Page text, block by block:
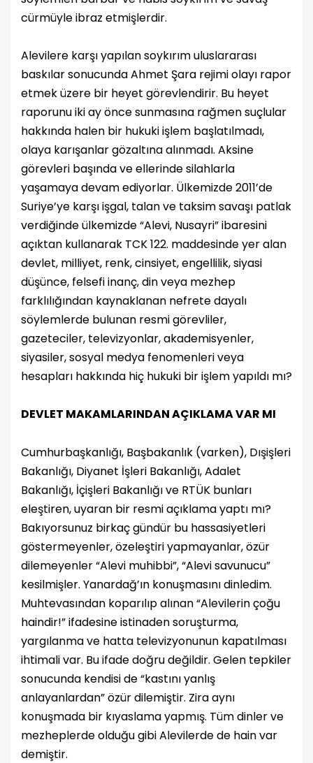
cürmüyle ibraz etmişlerdir.
Alevilere karşı yapılan soykırım uluslararası
baskılar sonucunda Ahmet Şara rejimi olayı rapor
etmek üzere bir heyet görevlendirir. Bu heyet
raporunu iki ay önce sunmasına rağmen suçlular
hakkında halen bir hukuki işlem başlatılmadı,
olaya karışanlar gözaltına alınmadı. Aksine
görevleri başında ve ellerinde silahlarla
yaşamaya devam ediyorlar. Ülkemizde 2011’de
Suriye’ye karşı işgal, talan ve taksim savaşı patlak
verdiğinde ülkemizde “Alevi, Nusayri” ibaresini
açıktan kullanarak TCK 122. maddesinde yer alan
devlet, milliyet, renk, cinsiyet, engellilik, siyasi
düşünce, felsefi inanç, din veya mezhep
farklılığından kaynaklanan nefrete dayalı
söylemlerde bulunan resmi görevliler,
gazeteciler, televizyonlar, akademisyenler,
siyasiler, sosyal medya fenomenleri veya
hesapları hakkında hiç hukuki bir işlem yapıldı mı?
DEVLET MAKAMLARINDAN AÇIKLAMA VAR MI
Cumhurbaşkanlığı, Başbakanlık (varken), Dışişleri
Bakanlığı, Diyanet İşleri Bakanlığı, Adalet
Bakanlığı, İçişleri Bakanlığı ve RTÜK bunları
eleştiren, uyaran bir resmi açıklama yaptı mı?
Bakıyorsunuz birkaç gündür bu hassasiyetleri
göstermeyenler, özeleştiri yapmayanlar, özür
dilemeyenler “Alevi muhibbi”, “Alevi savunucu”
kesilmişler. Yanardağ’ın konuşmasını dinledim.
Muhtevasından koparılıp alınan “Alevilerin çoğu
haindir!” ifadesine istinaden soruşturma,
yargılanma ve hatta televizyonunun kapatılması
ihtimali var. Bu ifade doğru değildir. Gelen tepkiler
sonucunda kendisi de “kastını yanlış
anlayanlardan” özür dilemiştir. Zira aynı
konuşmada bir kıyaslama yapmış. Tüm dinler ve
mezheplerde olduğu gibi Alevilerde de hain var
demiştir.